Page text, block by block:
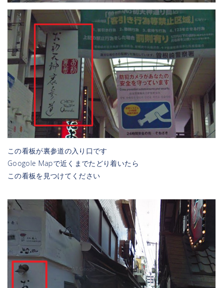
この看板が裏参道の入り口です
Googole Mapで近くまでたどり着いたら
この看板を見つけてください